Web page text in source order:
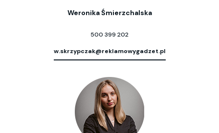
Weronika Śmierzchalska
500 399 202
w.skrzypczak@reklamowygadzet.pl